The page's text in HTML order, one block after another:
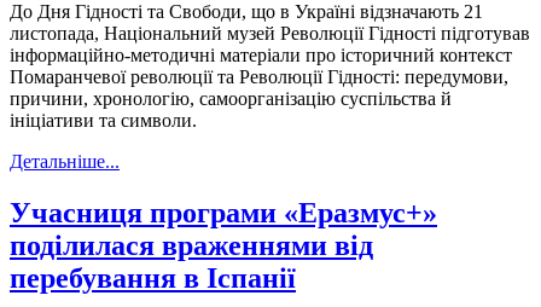
До Дня Гідності та Свободи, що в Україні відзначають 21
листопада, Національний музей Революції Гідності підготував
інформаційно-методичні матеріали про історичний контекст
Помаранчевої революції та Революції Гідності: передумови,
причини, хронологію, самоорганізацію суспільства й
ініціативи та символи.
Детальніше...
Учасниця програми «Еразмус+»
поділилася враженнями від
перебування в Іспанії